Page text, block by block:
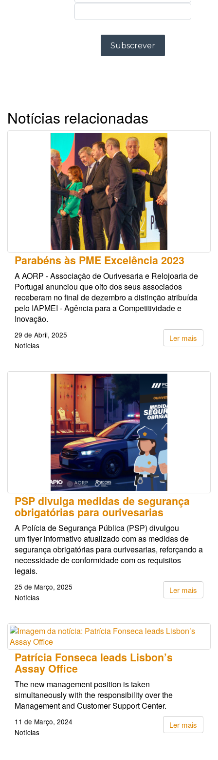
Notícias relacionadas
Parabéns às PME Excelência 2023
A AORP - Associação de Ourivesaria e Relojoaria de
Portugal anunciou que oito dos seus associados
receberam no final de dezembro a distinção atribuída
pelo IAPMEI - Agência para a Competitividade e
Inovação.
Ler mais
29 de Abril, 2025
Notícias
PSP divulga medidas de segurança
obrigatórias para ourivesarias
A Polícia de Segurança Pública (PSP) divulgou
um flyer informativo atualizado com as medidas de
segurança obrigatórias para ourivesarias, reforçando a
necessidade de conformidade com os requisitos
legais.
Ler mais
25 de Março, 2025
Notícias
Patrícia Fonseca leads Lisbon’s
Assay Office
The new management position is taken
simultaneously with the responsibility over the
Management and Customer Support Center.
Ler mais
11 de Março, 2024
Notícias